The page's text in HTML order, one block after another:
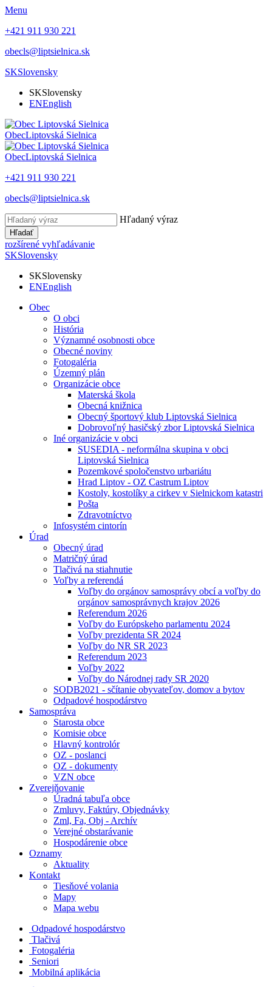
Menu
+421 911 930 221
obecls@liptsielnica.sk
SKSlovensky
SKSlovensky
ENEnglish
ObecLiptovská Sielnica
ObecLiptovská Sielnica
+421 911 930 221
obecls@liptsielnica.sk
Hľadaný výraz
Hľadať
rozšírené vyhľadávanie
SKSlovensky
SKSlovensky
ENEnglish
Obec
O obci
História
Významné osobnosti obce
Obecné noviny
Fotogaléria
Územný plán
Organizácie obce
Materská škola
Obecná knižnica
Obecný športový klub Liptovská Sielnica
Dobrovoľný hasičský zbor Liptovská Sielnica
Iné organizácie v obci
SUSEDIA - neformálna skupina v obci
Liptovská Sielnica
Pozemkové spoločenstvo urbariátu
Hrad Liptov - OZ Castrum Liptov
Kostoly, kostolíky a cirkev v Sielnickom katastri
Pošta
Zdravotníctvo
Infosystém cintorín
Úrad
Obecný úrad
Matričný úrad
Tlačivá na stiahnutie
Voľby a referendá
Voľby do orgánov samosprávy obcí a voľby do
orgánov samosprávnych krajov 2026
Referendum 2026
Voľby do Európskeho parlamentu 2024
Voľby prezidenta SR 2024
Voľby do NR SR 2023
Referendum 2023
Voľby 2022
Voľby do Národnej rady SR 2020
SODB2021 - sčítanie obyvateľov, domov a bytov
Odpadové hospodárstvo
Samospráva
Starosta obce
Komisie obce
Hlavný kontrolór
OZ - poslanci
OZ - dokumenty
VZN obce
Zverejňovanie
Úradná tabuľa obce
Zmluvy, Faktúry, Objednávky
Zml, Fa, Obj - Archív
Verejné obstarávanie
Hospodárenie obce
Oznamy
Aktuality
Kontakt
Tiesňové volania
Mapy
Mapa webu
Odpadové hospodárstvo
Tlačivá
Fotogaléria
Seniori
Mobilná aplikácia